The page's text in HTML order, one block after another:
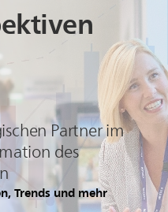
Partner im
des
Trends und mehr